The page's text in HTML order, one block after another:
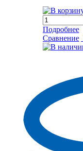
Подробнее
Сравнение